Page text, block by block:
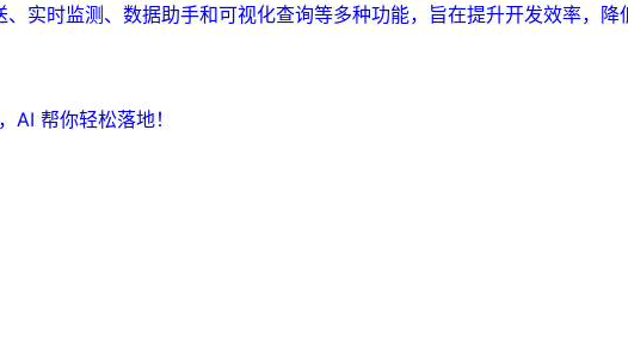
实时监测、数据助手和可视化查询等多种功能，旨在提升开发效率，降
AI 帮你轻松落地！